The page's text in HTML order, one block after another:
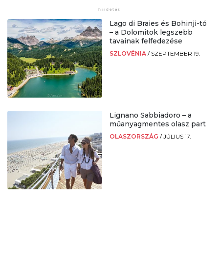
Lago di Braies és Bohinji-tó
– a Dolomitok legszebb
tavainak felfedezése
SZLOVÉNIA / SZEPTEMBER 19.
Lignano Sabbiadoro – a
műanyagmentes olasz part
OLASZORSZÁG /JÚLIUS 17.